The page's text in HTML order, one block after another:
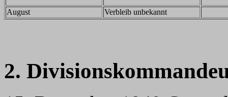
August
Verbleib unbekannt
2.